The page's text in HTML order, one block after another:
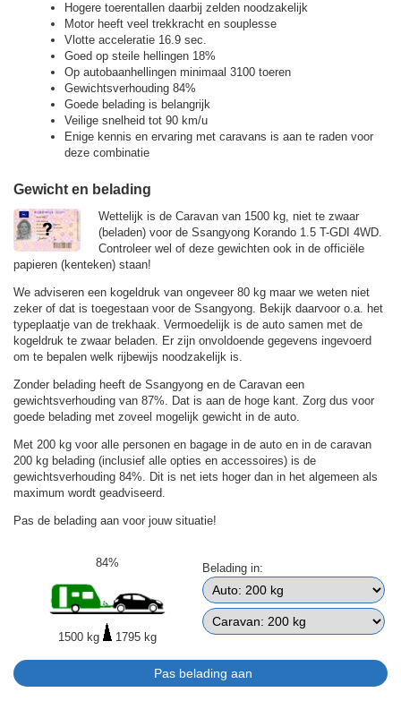
Hogere toerentallen daarbij zelden noodzakelijk
Motor heeft veel trekkracht en souplesse
Vlotte acceleratie 16.9 sec.
Goed op steile hellingen 18%
Op autobaanhellingen minimaal 3100 toeren
Gewichtsverhouding 84%
Goede belading is belangrijk
Veilige snelheid tot 90 km/u
Enige kennis en ervaring met caravans is aan te raden voor
deze combinatie
Gewicht en belading
Wettelijk is de Caravan van 1500 kg, niet te zwaar
(beladen) voor de Ssangyong Korando 1.5 T-GDI 4WD.
Controleer wel of deze gewichten ook in de officiële
papieren (kenteken) staan!
We adviseren een kogeldruk van ongeveer 80 kg maar we weten niet
zeker of dat is toegestaan voor de Ssangyong. Bekijk daarvoor o.a. het
typeplaatje van de trekhaak. Vermoedelijk is de auto samen met de
kogeldruk te zwaar beladen. Er zijn onvoldoende gegevens ingevoerd
om te bepalen welk rijbewijs noodzakelijk is.
Zonder belading heeft de Ssangyong en de Caravan een
gewichtsverhouding van 87%. Dat is aan de hoge kant. Zorg dus voor
goede belading met zoveel mogelijk gewicht in de auto.
Met 200 kg voor alle personen en bagage in de auto en in de caravan
200 kg belading (inclusief alle opties en accessoires) is de
gewichtsverhouding 84%. Dit is net iets hoger dan in het algemeen als
maximum wordt geadviseerd.
Pas de belading aan voor jouw situatie!
84%
1500 kg 1795 kg
Belading in: